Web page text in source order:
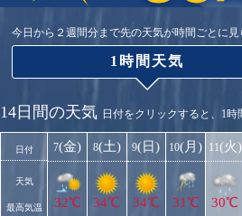
今日から２週間分まで先の天気が時間ごとに見
1時間天気
14日間の天気 日付をクリックすると、1時
日付
天気
最高気温
7(金)
32℃
8(土)
34℃
9(日)
34℃
10(月)
31℃
11(火)
30℃